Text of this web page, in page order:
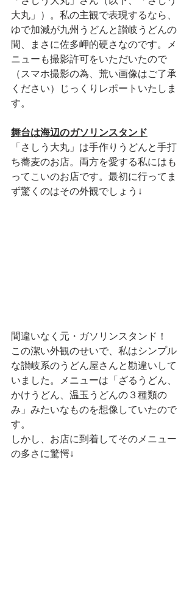
大丸」）。 私の主観で表現するなら、
ゆで加減が九州うどんと讃岐うどんの
間、まさに佐多岬的硬さなのです。
メ
ニューも撮影許可をいただいたので
（スマホ撮影の為、荒い画像はご了承
ください）じっくりレポートいたしま
す。
舞台は海辺のガソリンスタンド
「さしう大丸」は手作りうどんと手打
ち蕎麦のお店。両方を愛する私にはも
ってこいのお店です。最初に行ってま
ず驚くのはその外観でしょう↓
間違いなく元・ガソリンスタンド！
この潔い外観のせいで、私はシンプル
な讃岐系のうどん屋さんと勘違いして
いました。メニューは「ざるうどん、
かけうどん、温玉うどんの３種類の
み」みたいなものを想像していたので
す。
しかし、お店に到着してそのメニュー
の多さに驚愕↓